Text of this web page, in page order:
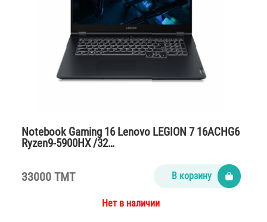
Notebook Gaming 16 Lenovo LEGION 7 16ACHG6
Ryzen9-5900HX /32…
33000 TMT В корзину
Нет в наличии